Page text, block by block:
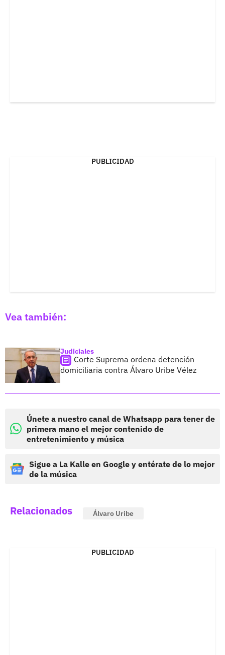
PUBLICIDAD
Vea también:
Judiciales
Corte Suprema ordena detención
domiciliaria contra Álvaro Uribe Vélez
Únete a nuestro canal de Whatsapp para tener de
primera mano el mejor contenido de
entretenimiento y música
Sigue a La Kalle en Google y entérate de lo mejor
de la música
Relacionados Álvaro Uribe
PUBLICIDAD